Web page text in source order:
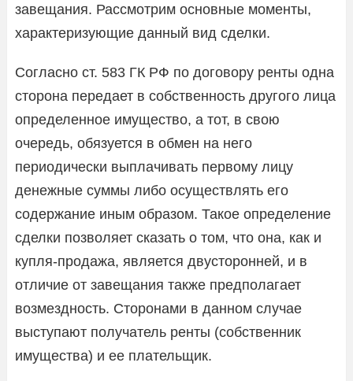
завещания. Рассмотрим основные моменты,
характеризующие данный вид сделки.
Согласно ст. 583 ГК РФ по договору ренты одна
сторона передает в собственность другого лица
определенное имущество, а тот, в свою
очередь, обязуется в обмен на него
периодически выплачивать первому лицу
денежные суммы либо осуществлять его
содержание иным образом. Такое определение
сделки позволяет сказать о том, что она, как и
купля-продажа, является двусторонней, и в
отличие от завещания также предполагает
возмездность. Сторонами в данном случае
выступают получатель ренты (собственник
имущества) и ее плательщик.